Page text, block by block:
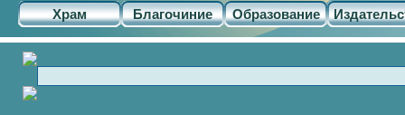
Храм Благочиние Образование